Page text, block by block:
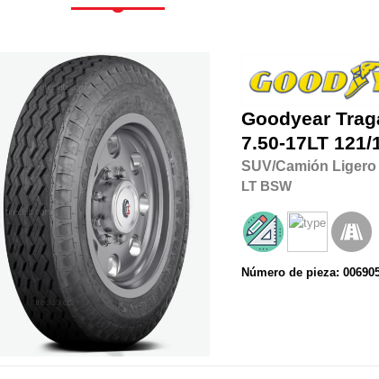
Goodyear
7.50-17LT121/
SUV/Camión Ligero
LT BSW
Número de pieza: